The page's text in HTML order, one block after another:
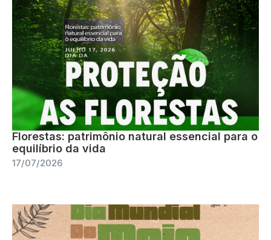
Florestas: patrimônio natural essencial para o
equilíbrio da vida
17/07/2026